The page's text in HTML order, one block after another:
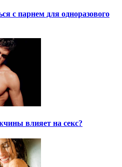
с парнем для одноразового
влияет на секс?